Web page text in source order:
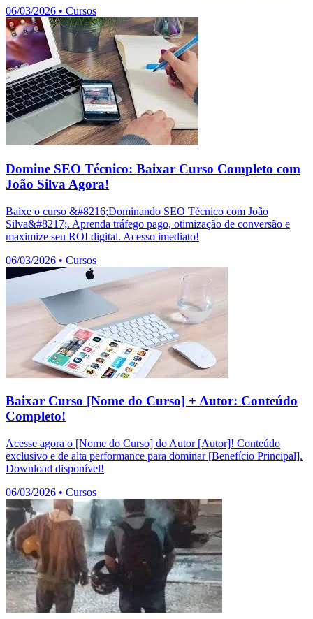
06/03/2026 • Cursos
Domine SEO Técnico: Baixar Curso Completo com
João Silva Agora!
Baixe o curso &#8216;Dominando SEO Técnico com João
Silva&#8217;. Aprenda tráfego pago, otimização de conversão e
maximize seu ROI digital. Acesso imediato!
06/03/2026 • Cursos
Baixar Curso [Nome do Curso] + Autor: Conteúdo
Completo!
Acesse agora o [Nome do Curso] do Autor [Autor]! Conteúdo
exclusivo e de alta performance para dominar [Benefício Principal].
Download disponível!
06/03/2026 • Cursos